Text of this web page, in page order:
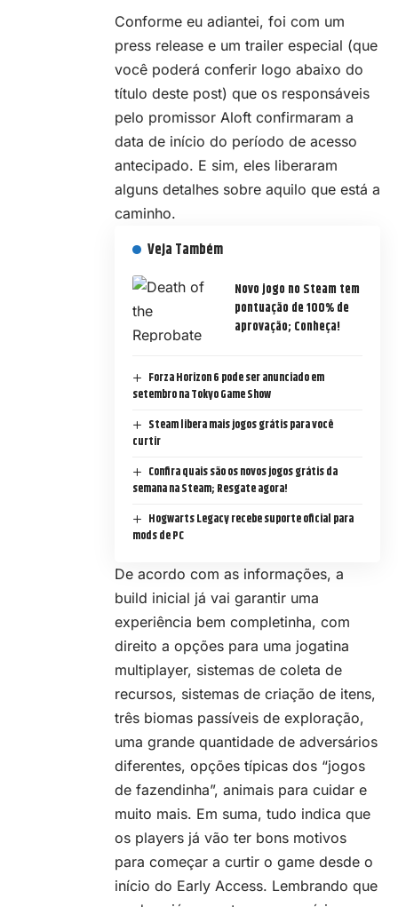
Conforme eu adiantei, foi com um
press release e um trailer especial (que
você poderá conferir logo abaixo do
título deste post) que os responsáveis
pelo promissor Aloft confirmaram a
data de início do período de acesso
antecipado. E sim, eles liberaram
alguns detalhes sobre aquilo que está a
caminho.
Veja Também
Novo jogo no Steam tem
pontuação de 100% de
aprovação; Conheça!
Forza Horizon 6 pode ser anunciado em
setembro na Tokyo Game Show
Steam libera mais jogos grátis para você
curtir
Confira quais são os novos jogos grátis da
semana na Steam; Resgate agora!
Hogwarts Legacy recebe suporte oficial para
mods de PC
De acordo com as informações, a
build inicial já vai garantir uma
experiência bem completinha, com
direito a opções para uma jogatina
multiplayer, sistemas de coleta de
recursos, sistemas de criação de itens,
três biomas passíveis de exploração,
uma grande quantidade de adversários
diferentes, opções típicas dos “jogos
de fazendinha”, animais para cuidar e
muito mais. Em suma, tudo indica que
os players já vão ter bons motivos
para começar a curtir o game desde o
início do Early Access. Lembrando que